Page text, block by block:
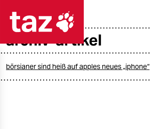
taz zahl ich
archiv-artikel
börsianer sind heiß auf apples neues „iphone“